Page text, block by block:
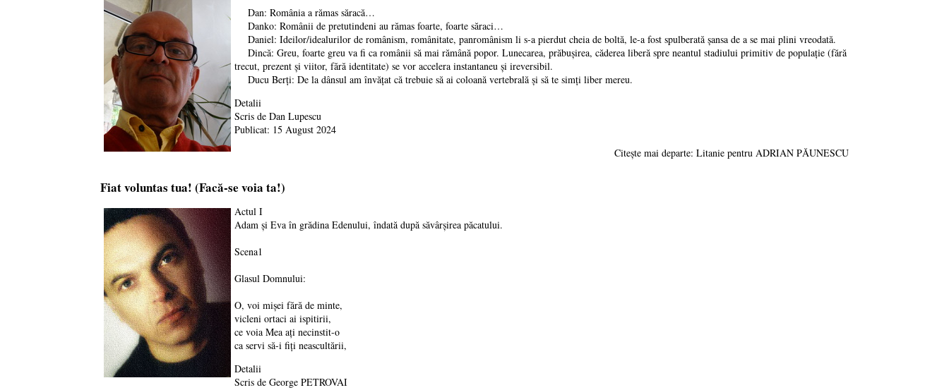
Dan: România a rămas săracă…
Danko: Românii de pretutindeni au rămas foarte, foarte săraci…
Daniel: Ideilor/idealurilor de românism, românitate, panromânism li s-a pierdut cheia de boltă, le-a fost spulberată şansa de a se mai plini vreodată.
Dincă: Greu, foarte greu va fi ca românii să mai rămână popor. Lunecarea, prăbuşirea, căderea liberă spre neantul stadiului primitiv de populaţie (fără
trecut, prezent şi viitor, fără identitate) se vor accelera instantaneu şi ireversibil.
Ducu Berţi: De la dânsul am învăţat că trebuie să ai coloană vertebrală şi să te simţi liber mereu.
Detalii
Scris de Dan Lupescu
Publicat: 15 August 2024
Citește mai departe: Litanie pentru ADRIAN PĂUNESCU
Fiat voluntas tua! (Facă-se voia ta!)
Actul I
Adam şi Eva în grădina Edenului, îndată după săvârşirea păcatului.
Scena1
Glasul Domnului:
O, voi mişei fără de minte,
vicleni ortaci ai ispitirii,
ce voia Mea aţi necinstit-o
ca servi să-i fiţi neascultării,
Detalii
Scris de George PETROVAI